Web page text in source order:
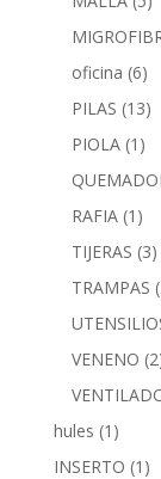
oficina (6)
PILAS (13)
PIOLA (1)
RAFIA (1)
TIJERAS (3)
TRAMPAS
VENENO
hules (1)
INSERTO (1)